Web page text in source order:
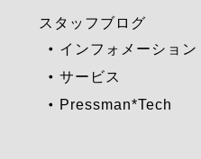
スタッフブログ
インフォメーション
サービス
Pressman*Tech